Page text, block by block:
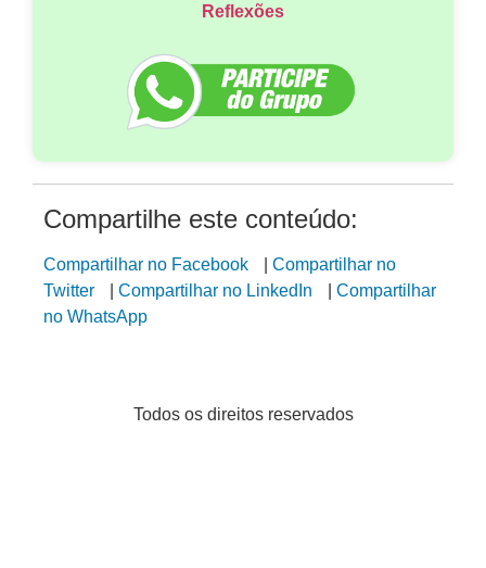
Reflexões
Compartilhe este conteúdo:
Compartilhar no Facebook
Compartilhar no
Twitter
Compartilhar no LinkedIn
Compartilhar
no WhatsApp
Todos os direitos reservados